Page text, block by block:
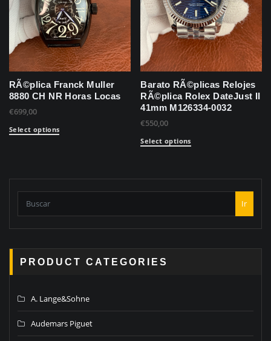
RÃ©plica Franck Muller
8880 CH NR Horas Locas
€699,00
Select options
Barato RÃ©plicas Relojes
RÃ©plica Rolex DateJust II
41mm M126334-0032
€550,00
Select options
Ir
PRODUCT CATEGORIES
A. Lange&Sohne
Audemars Piguet